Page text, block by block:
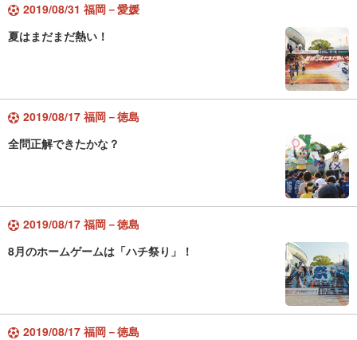
2019/08/31 福岡－愛媛
夏はまだまだ熱い！
2019/08/17 福岡－徳島
全問正解できたかな？
2019/08/17 福岡－徳島
8月のホームゲームは「ハチ祭り」！
2019/08/17 福岡－徳島